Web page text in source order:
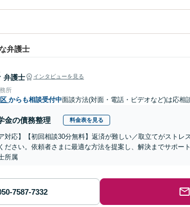
弁護士
弁護士 インタビューを見る
所
からも相談受付中面談方法(対面・電話・ビデオなど)は応相
金の債務整理 料金表を見る
対応】【初回相談30分無料】返済が難しい／取立てがスト
ださい。依頼者さまに最適な方法を提案し、解決までサポー
所属